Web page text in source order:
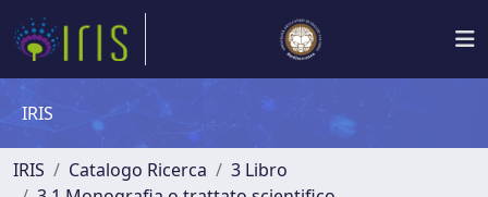
IRIS
IRIS Catalogo Ricerca
3 Libro